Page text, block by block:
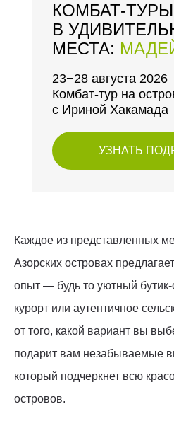
УЗНАТЬ
КОМБАТ-ТУРЫ
В
МЕСТА:
23−28 августа 2026
Комбат-тур на
с Ириной Хакамада
Каждое из представленных
Азорских островах
опыт — будь то уютный
курорт или аутентичное
от того, какой вариант вы
подарит вам незабываемые
который подчеркнет всю
островов.